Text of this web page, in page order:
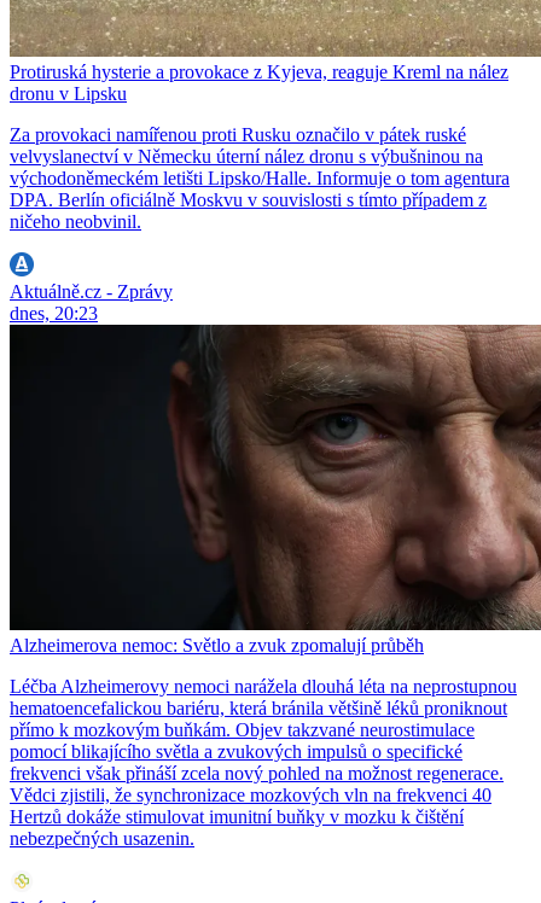
Protiruská hysterie a provokace z Kyjeva, reaguje Kreml na nález
dronu v Lipsku
Za provokaci namířenou proti Rusku označilo v pátek ruské
velvyslanectví v Německu úterní nález dronu s výbušninou na
východoněmeckém letišti Lipsko/Halle. Informuje o tom agentura
DPA. Berlín oficiálně Moskvu v souvislosti s tímto případem z
ničeho neobvinil.
Aktuálně.cz - Zprávy
dnes, 20:23
Alzheimerova nemoc: Světlo a zvuk zpomalují průběh
Léčba Alzheimerovy nemoci narážela dlouhá léta na neprostupnou
hematoencefalickou bariéru, která bránila většině léků proniknout
přímo k mozkovým buňkám. Objev takzvané neurostimulace
pomocí blikajícího světla a zvukových impulsů o specifické
frekvenci však přináší zcela nový pohled na možnost regenerace.
Vědci zjistili, že synchronizace mozkových vln na frekvenci 40
Hertzů dokáže stimulovat imunitní buňky v mozku k čištění
nebezpečných usazenin.